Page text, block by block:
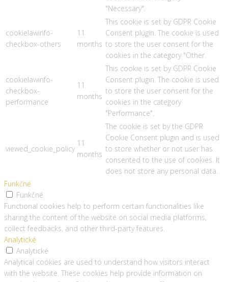
"Necessary".
cookielawinfo-
checkbox-others
11
months
This cookie is set by GDPR Cookie
Consent plugin. The cookie is used
to store the user consent for the
cookies in the category "Other.
cookielawinfo-
checkbox-
performance
11
months
This cookie is set by GDPR Cookie
Consent plugin. The cookie is used
to store the user consent for the
cookies in the category
"Performance".
viewed_cookie_policy
11
months
The cookie is set by the GDPR
Cookie Consent plugin and is used
to store whether or not user has
consented to the use of cookies. It
does not store any personal data.
Funkčné
Funkčné
Functional cookies help to perform certain functionalities like
sharing the content of the website on social media platforms,
collect feedbacks, and other third-party features.
Analytické
Analytické
Analytical cookies are used to understand how visitors interact
with the website. These cookies help provide information on